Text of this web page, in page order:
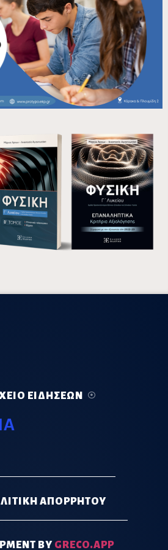
ΕΙΔΉΣΕΩΝ
ΑΠΟΡΡΗΤΟΥ
BY GRECO.APP